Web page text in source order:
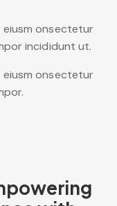
onsectetur
incididunt ut.
onsectetur